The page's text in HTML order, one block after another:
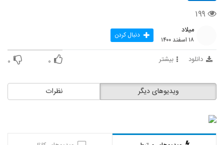
۱۹۹
میلاد
۱۸ اسفند ۱۴۰۰ دنبال کردن
دانلود بیشتر ۰ ۰
نظرات ویدیوهای دیگر